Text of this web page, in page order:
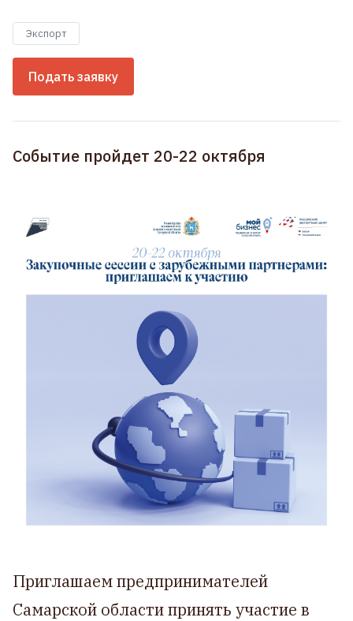
Экспорт
Подать заявку
Событие пройдет 20-22 октября
Приглашаем предпринимателей
Самарской области принять участие в